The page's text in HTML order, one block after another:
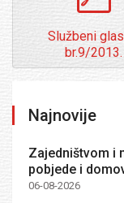
Službeni
br.9/2013.
Najnovije
Zajedništvom i
pobjede i
06-08-2026